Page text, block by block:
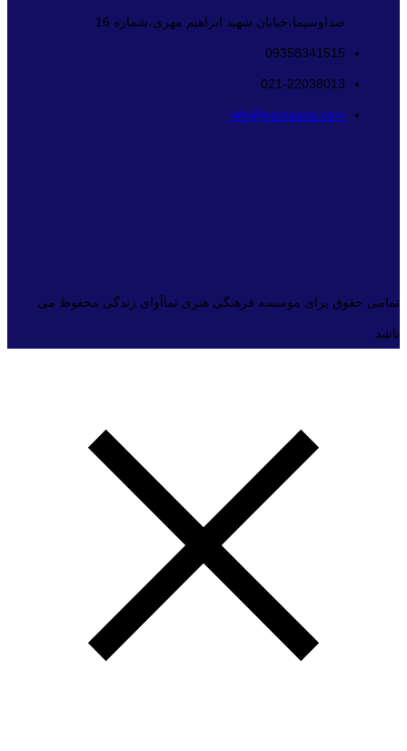
صداوسیما،خیابان شهید ابراهیم مهری،شماره 16
09358341515
021-22038013
info@namaava.com
تمامی حقوق برای موسسه فرهنگی هنری نماآوای زندگی محفوظ می
باشد.